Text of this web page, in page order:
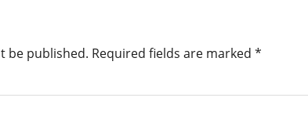
be published. Required fields are marked *